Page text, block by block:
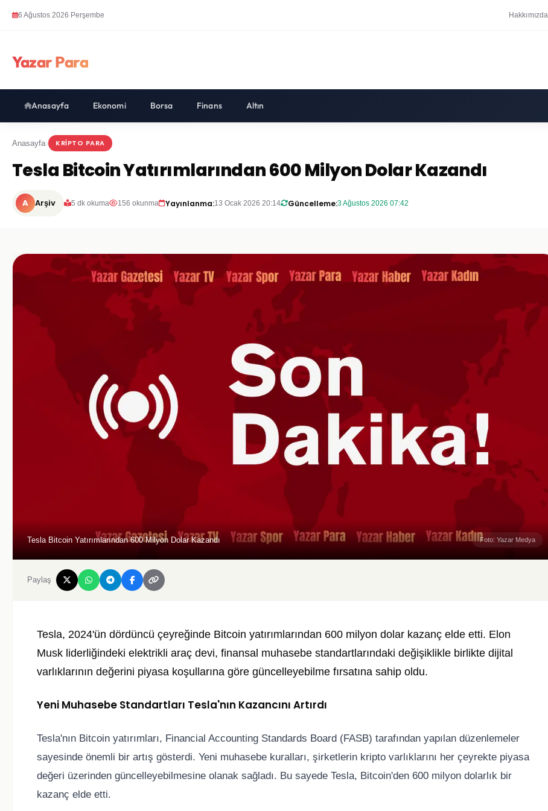
6 Ağustos 2026 Perşembe Hakkımızda
Yazar Para
Anasayfa Ekonomi Borsa Finans Altın
Anasayfa KRIPTO PARA
Tesla Bitcoin Yatırımlarından 600 Milyon Dolar Kazandı
A Arşiv 5 dk okuma 156 okunma Yayınlanma:13 Ocak 2026 20:14 Güncelleme:3 Ağustos 2026 07:42
Tesla Bitcoin Yatırımlarından 600 Milyon Dolar Kazandı Foto: Yazar Medya
Paylaş
Tesla, 2024'ün dördüncü çeyreğinde Bitcoin yatırımlarından 600 milyon dolar kazanç elde etti. Elon
Musk liderliğindeki elektrikli araç devi, finansal muhasebe standartlarındaki değişiklikle birlikte dijital
varlıklarının değerini piyasa koşullarına göre güncelleyebilme fırsatına sahip oldu.
Yeni Muhasebe Standartları Tesla'nın Kazancını Artırdı
Tesla'nın Bitcoin yatırımları, Financial Accounting Standards Board (FASB) tarafından yapılan düzenlemeler
sayesinde önemli bir artış gösterdi. Yeni muhasebe kuralları, şirketlerin kripto varlıklarını her çeyrekte piyasa
değeri üzerinden güncelleyebilmesine olanak sağladı. Bu sayede Tesla, Bitcoin'den 600 milyon dolarlık bir
kazanç elde etti.